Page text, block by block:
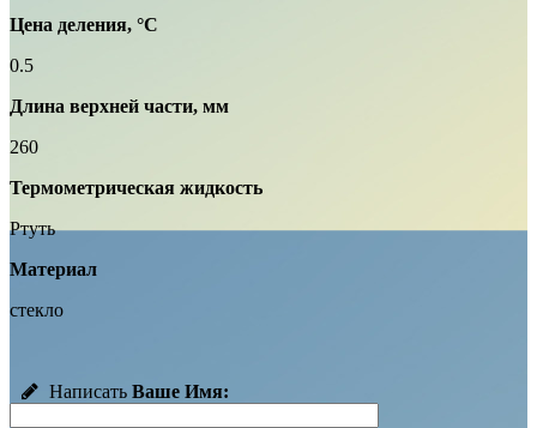
Цена деления, °С
0.5
Длина верхней части, мм
260
Термометрическая жидкость
Ртуть
Материал
стекло
Написать Ваше Имя: